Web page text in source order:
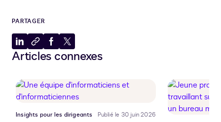
PARTAGER
Partager
sur
Copier
dans
papiers
Partager
sur
Partager
sur
Articles connexes
Insights pour les dirigeants Publié le 30 juin 2026